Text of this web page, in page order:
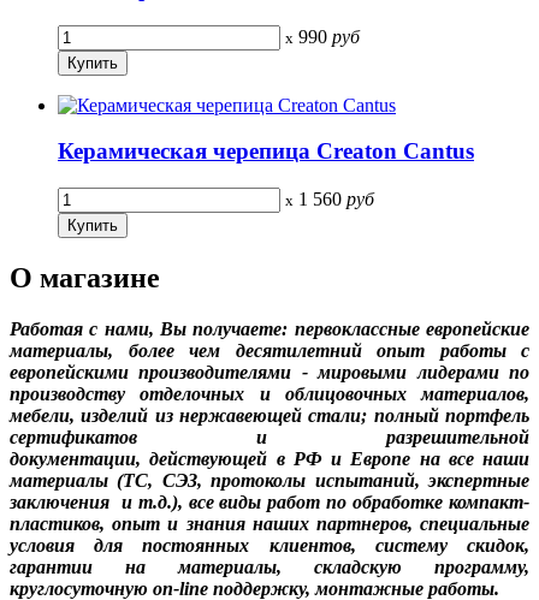
x 990 руб
Керамическая черепица Creaton Cantus
x 1 560 руб
О магазине
Работая c нами, Вы получаете: первоклассные европейские
материалы, более чем десятилетний опыт работы с
европейскими производителями - мировыми лидерами по
производству отделочных и облицовочных материалов,
мебели, изделий из нержавеющей стали; полный портфель
сертификатов и разрешительной
документации,действующей в РФ и Европе на все наши
материалы(ТС, СЭЗ, протоколы испытаний, экспертные
заключения и т.д.), все виды работ по обработке компакт-
пластиков, опыт и знания наших партнеров, специальные
условия для постоянных клиентов, систему скидок,
гарантии на материалы, складскую программу,
круглосуточную on-line поддержку, монтажные работы.